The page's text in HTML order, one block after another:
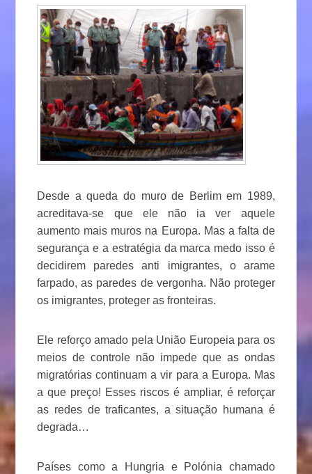
Desde a queda do muro de Berlim em 1989,
acreditava-se que ele não ia ver aquele
aumento mais muros na Europa. Mas a falta de
segurança e a estratégia da marca medo isso é
decidirem paredes anti imigrantes, o arame
farpado, as paredes de vergonha. Não proteger
os imigrantes, proteger as fronteiras.
Ele reforço amado pela União Europeia para os
meios de controle não impede que as ondas
migratórias continuam a vir para a Europa. Mas
a que preço! Esses riscos é ampliar, é reforçar
as redes de traficantes, a situação humana é
degrada…
Países como a Hungria e Polónia chamado